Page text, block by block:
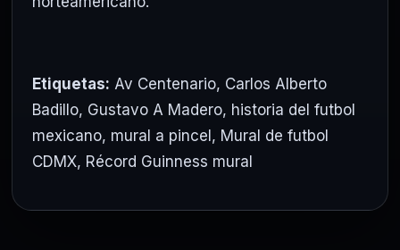
Etiquetas: Av Centenario, Carlos Alberto
Badillo, Gustavo A Madero, historia del futbol
mexicano, mural a pincel , Mural de futbol
CDMX, Récord Guinness mural